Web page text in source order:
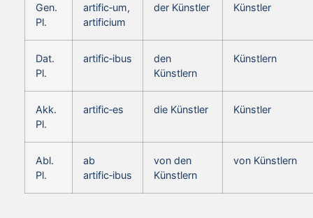
Gen.
Pl.
artific‑um,
artificium
der Künstler Künstler
Dat.
Pl.
artific‑ibus
den
Künstlern
Künstlern
Akk.
Pl.
artific‑es die Künstler Künstler
Abl.
Pl.
ab
artific‑ibus
von den
Künstlern
von Künstlern